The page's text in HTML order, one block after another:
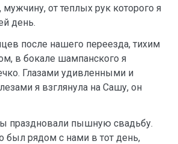
от теплых рук которого я
день.
после нашего переезда, тихим
в бокале шампанского я
Глазами удивленными и
я взглянула на Сашу, он
праздновали пышную свадьбу.
был рядом с нами в тот день,